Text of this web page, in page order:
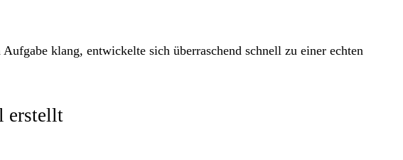
klang, entwickelte sich überraschend schnell zu einer echten
erstellt